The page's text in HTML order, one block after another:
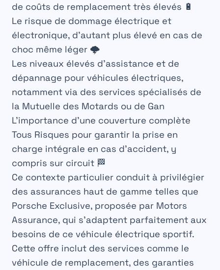
de coûts de remplacement très élevés 🔋
Le risque de dommage électrique et
électronique, d’autant plus élevé en cas de
choc même léger 🌩️
Les niveaux élevés d’assistance et de
dépannage pour véhicules électriques,
notamment via des services spécialisés de
la Mutuelle des Motards ou de Gan
L’importance d’une couverture complète
Tous Risques pour garantir la prise en
charge intégrale en cas d’accident, y
compris sur circuit 🏁
Ce contexte particulier conduit à privilégier
des assurances haut de gamme telles que
Porsche Exclusive, proposée par Motors
Assurance, qui s’adaptent parfaitement aux
besoins de ce véhicule électrique sportif.
Cette offre inclut des services comme le
véhicule de remplacement, des garanties